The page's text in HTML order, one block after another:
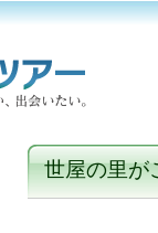
世屋の里が